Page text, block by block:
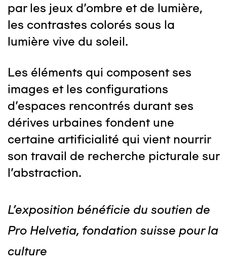
par les jeux d’ombre et de lumière,
les contrastes colorés sous la
lumière vive du soleil.
Les éléments qui composent ses
images et les configurations
d’espaces ren­contrés durant ses
dérives urbaines fondent une
certaine artificialité qui vient nourrir
son travail de recherche picturale sur
l’abstraction.
L'exposition bénéficie du soutien de
Pro Helvetia, fondation suisse pour la
culture